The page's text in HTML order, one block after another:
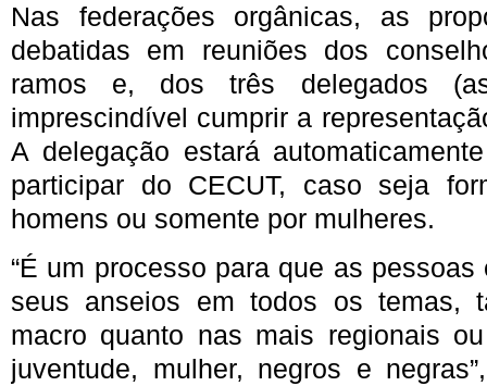
Nas federações orgânicas, as
debatidas em reuniões dos
ramos e, dos três delegados
imprescindível cumprir a
A delegação estará
participar do CECUT, caso seja
homens ou somente por mulheres.
“É um processo para que as
seus anseios em todos os temas,
macro quanto nas mais regionais
juventude, mulher, negros e